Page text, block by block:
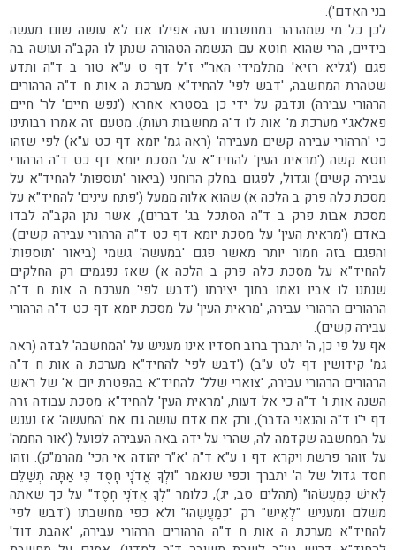
בני האדם').
לכן כל מי שמהרהר במחשבתו רעה אפילו אם לא עושה שום מעשה
בידיים, הרי שהוא חוטא עם הנשמה הטהורה שנתן לו הקב"ה ועושה בה
פגם ('גליא רזיא' מתלמידי האר"י ז"ל דף ט ע"א טור ב ד"ה ותדע
שטהרת המחשבה, 'דבש לפי' להחיד"א מערכת ה אות ח ד"ה הרהורים
הרהורי עבירה) ונדבק על ידי כן בסטרא אחרא ('נפש חיים' לר' חיים
פאלאג'י מערכת מ' אות לו ד"ה מחשבות רעות). מטעם זה אמרו רבותינו
כי 'הרהורי עבירה קשים מעבירה' (ראה גמ' יומא דף כט ע"א) לפי שזהו
חטא קשה ('מראית העין' להחיד"א על מסכת יומא דף כט ד"ה הרהורי
עבירה קשים) וגדול, לפגום בחלק הרוחני (ביאור 'תוספות' להחיד"א על
מסכת כלה פרק ב הלכה א) שהוא אלוה ממעל ('פתח עינים' להחיד"א על
מסכת אבות פרק ב ד"ה הסתכל בג' דברים), אשר נתן הקב"ה לבדו
באדם ('מראית העין' על מסכת יומא דף כט ד"ה הרהורי עבירה קשים).
והפגם בזה חמור יותר מאשר פגם 'במעשה' גשמי (ביאור 'תוספות'
להחיד"א על מסכת כלה פרק ב הלכה א) שאז נפגמים רק החלקים
שנתנו לו אביו ואמו בתוך יצירתו ('דבש לפי' מערכת ה אות ח ד"ה
הרהורים הרהורי עבירה, 'מראית העין' על מסכת יומא דף כט ד"ה הרהורי
עבירה קשים).
אף על פי כן, ה' יתברך ברוב חסדיו אינו מעניש על 'המחשבה' לבדה (ראה
גמ' קידושין דף לט ע"ב) ('דבש לפי' להחיד"א מערכת ה אות ח ד"ה
הרהורים הרהורי עבירה, 'צוארי שלל' להחיד"א בהפטרת יום א' של ראש
השנה אות ו' ד"ה כי אל דעות, 'מראית העין' להחיד"א מסכת עבודה זרה
דף י"ו ד"ה והנאני הדבר), ורק אם אדם עושה גם את 'המעשה' אז נענש
על המחשבה שקדמה לה, שהרי על ידה באה העבירה לפועל ('אור החמה'
על זוהר פרשת ויקרא דף ו ע"א ד"ה 'א"ר יהודה אי הכי' מהרמ"ק). וזהו
חסד גדול של ה' יתברך וכפי שנאמר "וּלְךָ אֲדֹנָי חָסֶד כִּי אַתָּה תְשַׁלֵּם
לְאִישׁ כְּמַעֲשֵׂהוּ" (תהלים סב, יג), כלומר "לְךָ אֲדֹנָי חָסֶד" על כך שאתה
משלם ומעניש "לְאִישׁ" רק "כְּמַעֲשֵׂהוּ" ולא כפי מחשבתו ('דבש לפי'
להחיד"א מערכת ה אות ח ד"ה הרהורים הרהורי עבירה, 'אהבת דוד'